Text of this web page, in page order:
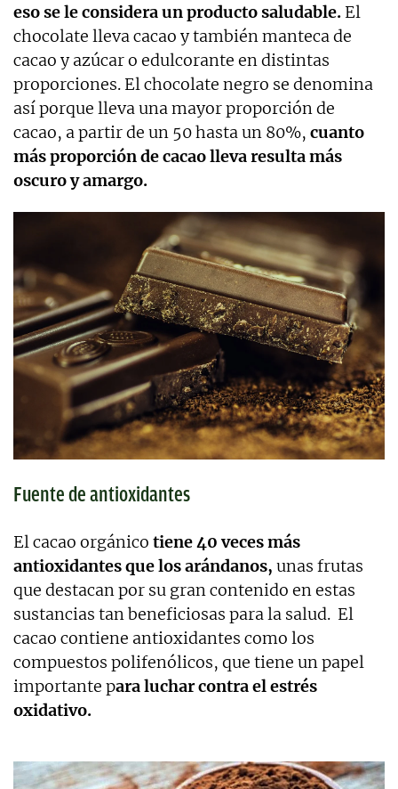
eso se le considera un producto saludable. El
chocolate lleva cacao y también manteca de
cacao y azúcar o edulcorante en distintas
proporciones. El chocolate negro se denomina
así porque lleva una mayor proporción de
cacao, a partir de un 50 hasta un 80%, cuanto
más proporción de cacao lleva resulta más
oscuro y amargo.
Fuente de antioxidantes
El cacao orgánico tiene 40 veces más
antioxidantes que los arándanos, unas frutas
que destacan por su gran contenido en estas
sustancias tan beneficiosas para la salud. El
cacao contiene antioxidantes como los
compuestos polifenólicos, que tiene un papel
importante para luchar contra el estrés
oxidativo.